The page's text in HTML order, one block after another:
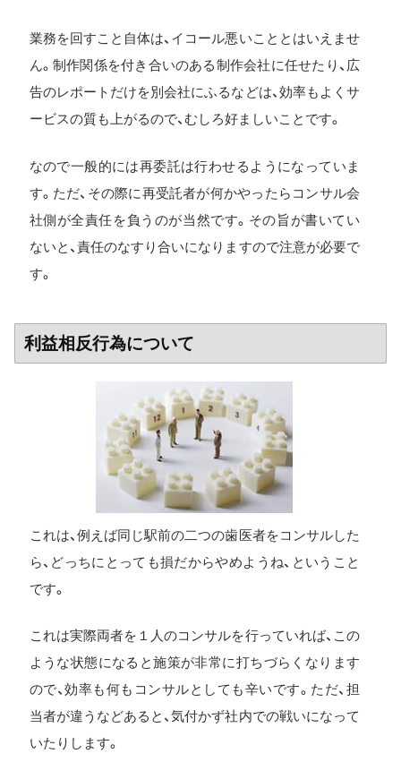
業務を回すこと自体は、イコール悪いこととはいえませ
ん。制作関係を付き合いのある制作会社に任せたり、広
告のレポートだけを別会社にふるなどは、効率もよくサ
ービスの質も上がるので、むしろ好ましいことです。
なので一般的には再委託は行わせるようになっていま
す。ただ、その際に再受託者が何かやったらコンサル会
社側が全責任を負うのが当然です。その旨が書いてい
ないと、責任のなすり合いになりますので注意が必要で
す。
利益相反行為について
これは、例えば同じ駅前の二つの歯医者をコンサルした
ら、どっちにとっても損だからやめようね、ということ
です。
これは実際両者を１人のコンサルを行っていれば、この
ような状態になると施策が非常に打ちづらくなります
ので、効率も何もコンサルとしても辛いです。ただ、担
当者が違うなどあると、気付かず社内での戦いになって
いたりします。